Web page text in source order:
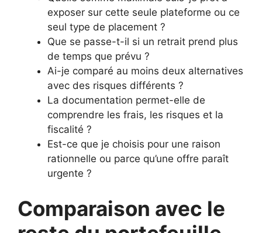
exposer sur cette seule plateforme ou ce
seul type de placement ?
Que se passe-t-il si un retrait prend plus
de temps que prévu ?
Ai-je comparé au moins deux alternatives
avec des risques différents ?
La documentation permet-elle de
comprendre les frais, les risques et la
fiscalité ?
Est-ce que je choisis pour une raison
rationnelle ou parce qu’une offre paraît
urgente ?
Comparaison avec le